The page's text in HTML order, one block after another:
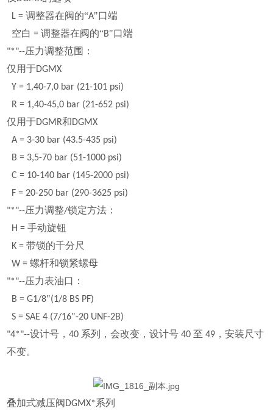
L =调整器在阀的“A"口端
空白=调整器在阀的“B"口端
"*"--压力调整范围：
仅用于DGMX
Y = 1,40-7,0 bar (21-101 psi)
R = 1,40-45,0 bar (21-652 psi)
仅用于DGMR和DGMX
A = 3-30 bar (43.5-435 psi)
B = 3,5-70 bar (51-1000 psi)
C = 10-140 bar (145-2000 psi)
F = 20-250 bar (290-3625 psi)
"*"--压力调整/锁定方法：
H =手动旋钮
K =带锁的千分尺
W =螺杆和锁紧螺母
"*"--压力表油口：
B = G1/8"(1/8 BS PF)
S = SAE 4 (7/16"-20 UNF-2B)
"4*"--设计号，40系列，会改变，设计号40至49 ，安装尺寸
不变。
叠加式减压阀DGMX*系列